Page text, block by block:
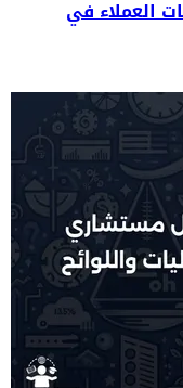
العملاء في